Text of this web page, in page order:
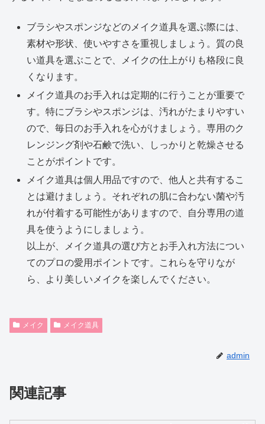
ブラシやスポンジなどのメイク道具を選ぶ際には、
素材や形状、使いやすさを重視しましょう。質の良
い道具を選ぶことで、メイクの仕上がりも格段に良
くなります。
メイク道具のお手入れは定期的に行うことが重要で
す。特にブラシやスポンジは、汚れがたまりやすい
ので、毎日のお手入れを心がけましょう。専用のク
レンジング剤や石鹸で洗い、しっかりと乾燥させる
ことがポイントです。
メイク道具は個人用品ですので、他人と共有するこ
とは避けましょう。それぞれの肌に合わない菌や汚
れが付着する可能性がありますので、自分専用の道
具を使うようにしましょう。
以上が、メイク道具の選び方とお手入れ方法につい
てのプロの愛用ポイントです。これらを守りなが
ら、より美しいメイクを楽しんでください。
メイク メイク道具
admin
関連記事